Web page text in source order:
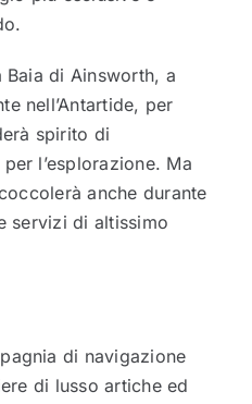
Baia di Ainsworth, a
nell’Antartide, per
spirito di
l’esplorazione. Ma
anche durante
servizi di altissimo
di navigazione
di lusso artiche ed